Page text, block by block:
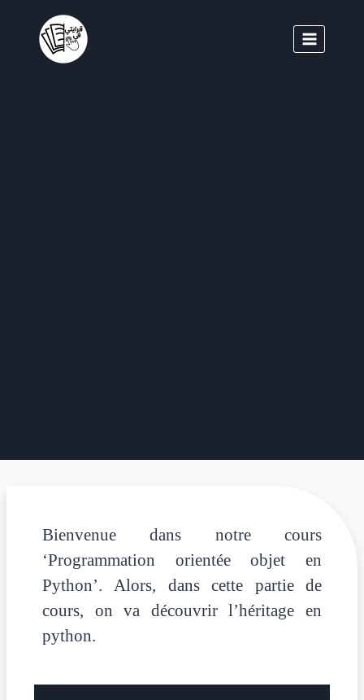
Bienvenue dans notre cours
‘Programmation orientée objet en
Python’. Alors, dans cette partie de
cours, on va découvrir l’héritage en
python.